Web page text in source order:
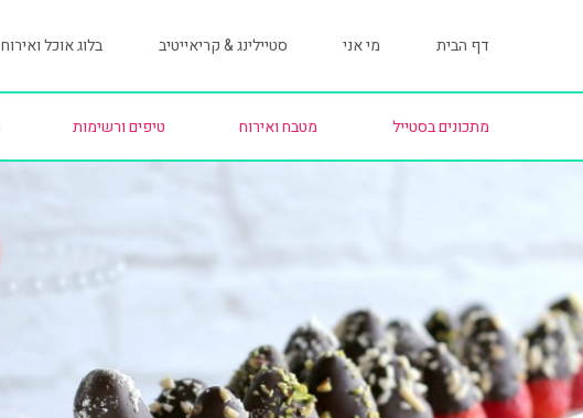
דף הבית מי אני סטיילינג & קריאייטיב בלוג אוכל ואירוח
מתכונים בסטייל מטבח ואירוח טיפים ורשימות